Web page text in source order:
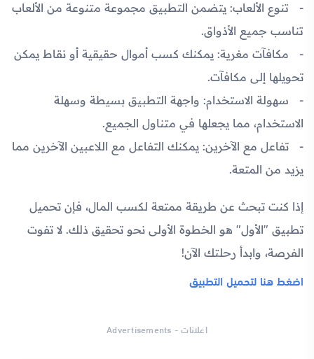
تنوع الألعاب: يتضمن التطبيق مجموعة متنوعة من الألعاب
تناسب جميع الأذواق.
مكافآت مغرية: يمكنك كسب أموال حقيقية أو نقاط يمكن
تحويلها إلى مكافآت.
سهولة الاستخدام: واجهة التطبيق بسيطة وسهلة
الاستخدام، مما يجعلها في متناول الجميع.
تفاعل مع الآخرين: يمكنك التفاعل مع اللاعبين الآخرين مما
يزيد من المتعة.
إذا كنت تبحث عن طريقة ممتعة لكسب المال، فإن تحميل
تطبيق "الأول" هو الخطوة الأولى نحو تحقيق ذلك. لا تفوت
الفرصة، وابدأ رحلتك الآن!
اضغط هنا لتحميل التطبيق
اعلانات - Advertisements